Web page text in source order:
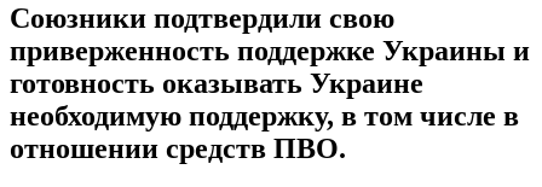
Союзники подтвердили свою
приверженность поддержке Украины и
готовность оказывать Украине
необходимую поддержку, в том числе в
отношении средств ПВО.